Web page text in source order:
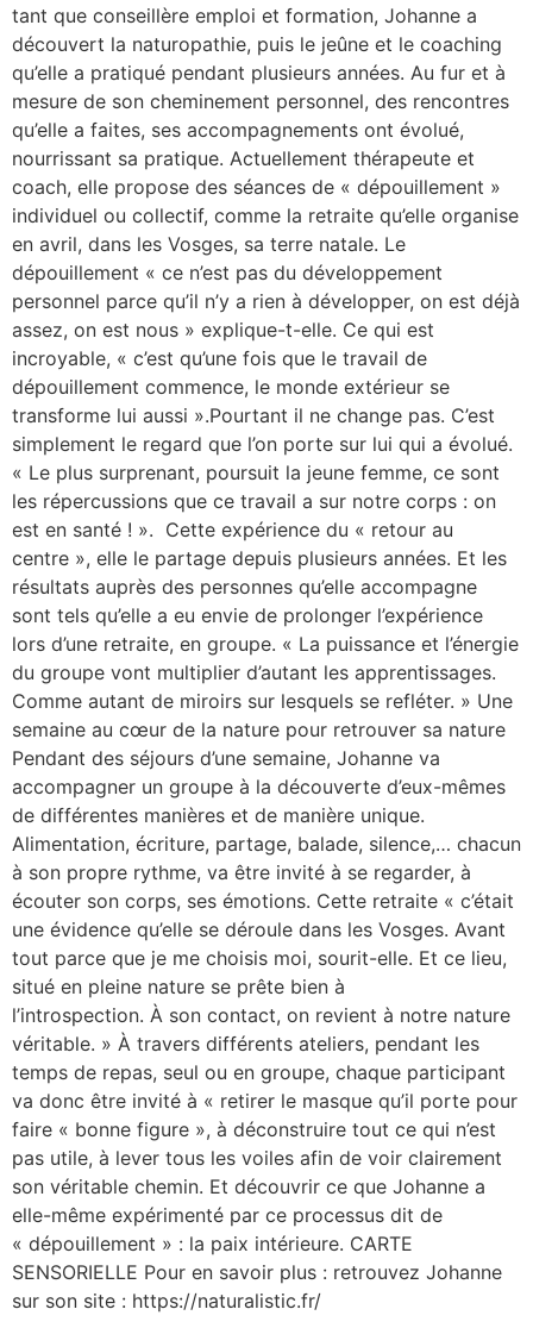
tant que conseillère emploi et formation, Johanne a
découvert la naturopathie, puis le jeûne et le coaching
qu’elle a pratiqué pendant plusieurs années. Au fur et à
mesure de son cheminement personnel, des rencontres
qu’elle a faites, ses accompagnements ont évolué,
nourrissant sa pratique. Actuellement thérapeute et
coach, elle propose des séances de « dépouillement »
individuel ou collectif, comme la retraite qu’elle organise
en avril, dans les Vosges, sa terre natale. Le
dépouillement « ce n’est pas du développement
personnel parce qu’il n’y a rien à développer, on est déjà
assez, on est nous » explique-t-elle. Ce qui est
incroyable, « c’est qu’une fois que le travail de
dépouillement commence, le monde extérieur se
transforme lui aussi ».Pourtant il ne change pas. C’est
simplement le regard que l’on porte sur lui qui a évolué.
« Le plus surprenant, poursuit la jeune femme, ce sont
les répercussions que ce travail a sur notre corps : on
est en santé ! ». Cette expérience du « retour au
centre », elle le partage depuis plusieurs années. Et les
résultats auprès des personnes qu’elle accompagne
sont tels qu’elle a eu envie de prolonger l’expérience
lors d’une retraite, en groupe. « La puissance et l’énergie
du groupe vont multiplier d’autant les apprentissages.
Comme autant de miroirs sur lesquels se refléter. » Une
semaine au cœur de la nature pour retrouver sa nature
Pendant des séjours d’une semaine, Johanne va
accompagner un groupe à la découverte d’eux-mêmes
de différentes manières et de manière unique.
Alimentation, écriture, partage, balade, silence,… chacun
à son propre rythme, va être invité à se regarder, à
écouter son corps, ses émotions. Cette retraite « c’était
une évidence qu’elle se déroule dans les Vosges. Avant
tout parce que je me choisis moi, sourit-elle. Et ce lieu,
situé en pleine nature se prête bien à
l’introspection. À son contact, on revient à notre nature
véritable. » À travers différents ateliers, pendant les
temps de repas, seul ou en groupe, chaque participant
va donc être invité à « retirer le masque qu’il porte pour
faire « bonne figure », à déconstruire tout ce qui n’est
pas utile, à lever tous les voiles afin de voir clairement
son véritable chemin. Et découvrir ce que Johanne a
elle-même expérimenté par ce processus dit de
« dépouillement » : la paix intérieure. CARTE
SENSORIELLE Pour en savoir plus : retrouvez Johanne
sur son site : https://naturalistic.fr/